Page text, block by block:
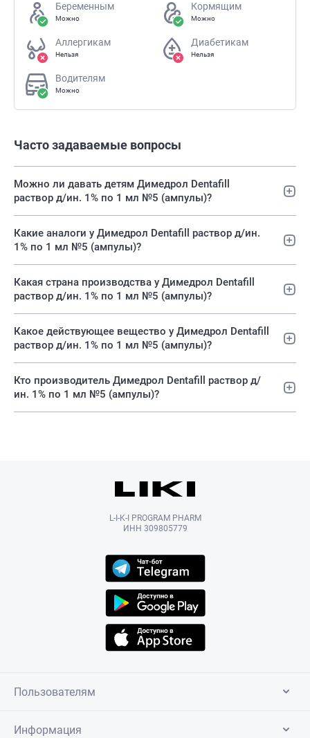
Беременным
Можно
Кормящим
Можно
Аллергикам
Нельзя
Диабетикам
Нельзя
Водителям
Можно
Часто задаваемые вопросы
Можно ли давать детям Димедрол Dentafill
раствор д/ин. 1% по 1 мл №5 (ампулы)?
Какие аналоги у Димедрол Dentafill раствор д/ин.
1% по 1 мл №5 (ампулы)?
Какая страна производства у Димедрол Dentafill
раствор д/ин. 1% по 1 мл №5 (ампулы)?
Какое действующее вещество у Димедрол Dentafill
раствор д/ин. 1% по 1 мл №5 (ампулы)?
Кто производитель Димедрол Dentafill раствор д/
ин. 1% по 1 мл №5 (ампулы)?
L-I-K-I PROGRAM PHARM
ИНН 309805779
Пользователям
Информация